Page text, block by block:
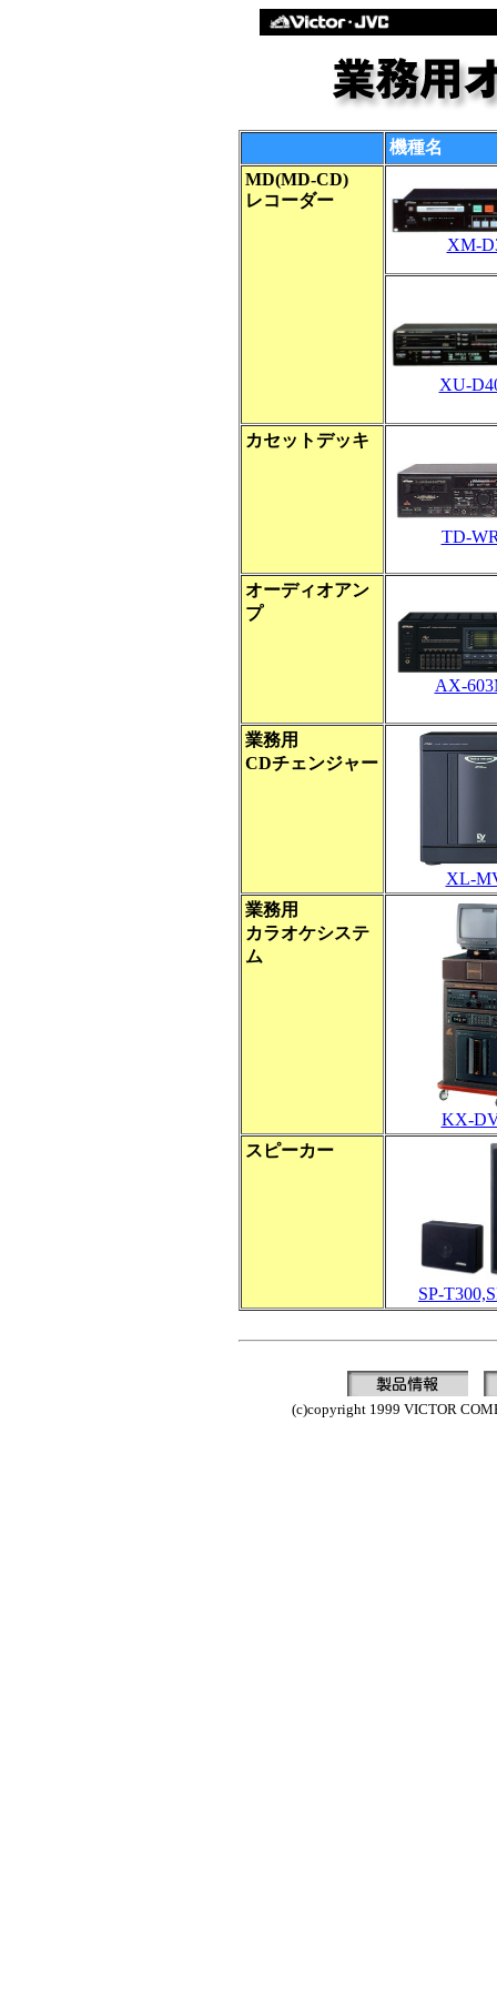
機種名
MD(MD-CD)
レコーダー
XM-
XU-
カセットデッキ
TD-
オーディオアン
プ
AX-
業務用
CDチェンジャー
XL-
業務用
カラオケシステ
ム
KX-
スピーカー
SP-
(c)copyright 1999 VICTOR